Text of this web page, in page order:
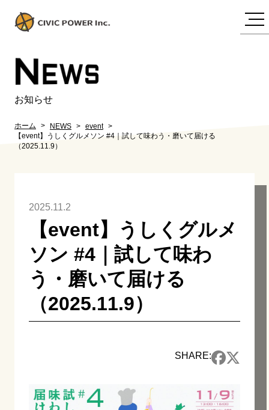
NEWS
お知らせ
ホーム NEWS
event
【event】うしくグルメソン #4｜試して味わう・磨いて届ける
（2025.11.9）
2025.11.2
【event】うしくグルメ
ソン #4｜試して味わ
う・磨いて届ける
（2025.11.9）
SHARE: